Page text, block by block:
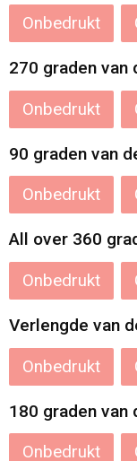
Onbedrukt
270 graden van
Onbedrukt
90 graden van
Onbedrukt
All over 360
Onbedrukt
Verlengde van
Onbedrukt
180 graden van
Onbedrukt